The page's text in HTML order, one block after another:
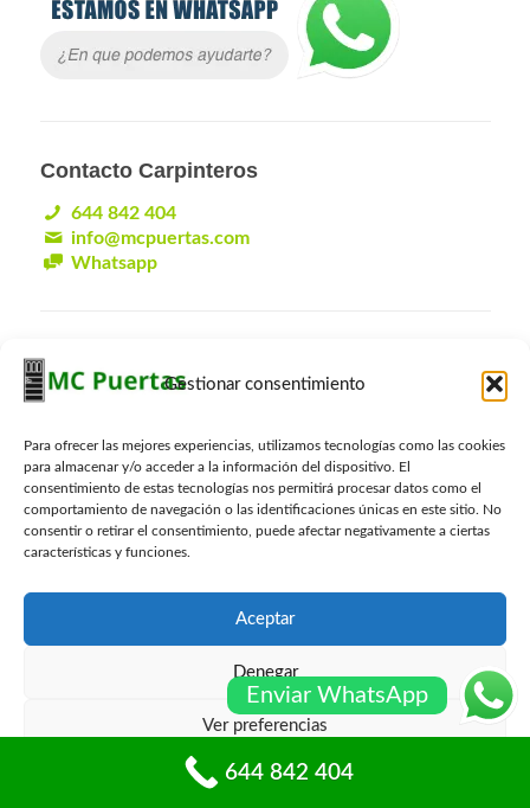
Gestionar consentimiento
Para ofrecer las mejores experiencias, utilizamos tecnologías como las cookies
para almacenar y/o acceder a la información del dispositivo. El
consentimiento de estas tecnologías nos permitirá procesar datos como el
comportamiento de navegación o las identificaciones únicas en este sitio. No
consentir o retirar el consentimiento, puede afectar negativamente a ciertas
características y funciones.
Aceptar
Denegar
Ver preferencias
Política de cookiesPolíticas de privacidad
Contacto Carpinteros
644 842 404
info@mcpuertas.com
Whatsapp
Presupuesto Gratis
Nombre
Email*
Enviar WhatsApp
644 842 404